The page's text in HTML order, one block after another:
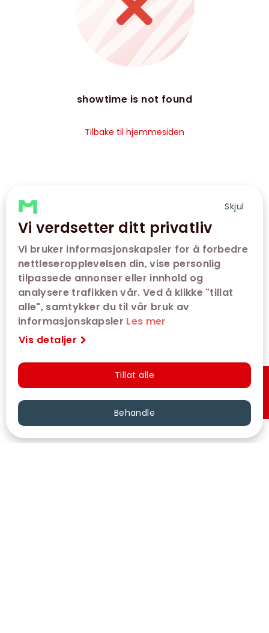
Skjul
Vi verdsetter ditt privatliv
Vi bruker informasjonskapsler for å forbedre
nettleseropplevelsen din, vise personlig
tilpassede annonser eller innhold og
analysere trafikken vår. Ved å klikke "tillat
alle", samtykker du til vår bruk av
informasjonskapsler Les mer
Vis detaljer
Tillat alle
Behandle
showtime is not found
Tilbake til hjemmesiden
Hurtigkjøp